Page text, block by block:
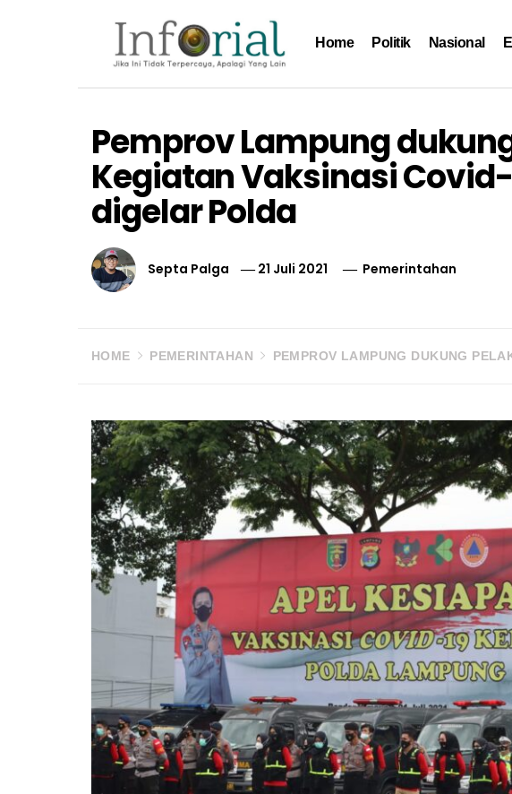
content
Home Politik Nasional
Pemprov Lampung
Kegiatan Vaksinasi
digelar Polda
Septa Palga 21 Juli 2021 Pemerintahan
HOME PEMERINTAHAN PEMPROV LAMPUNG DUKUNG